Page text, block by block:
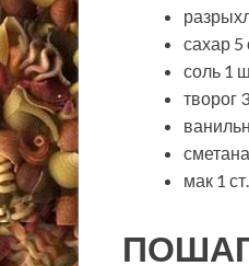
сахар 5
соль 1
творог
мак 1